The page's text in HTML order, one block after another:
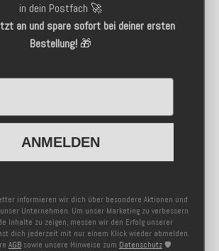
in dein Postfach 🚀
an und spare sofort bei deiner ersten
Bestellung!🎁
ANMELDEN
informieren wir dich über besondere Aktionen und
Unternehmen. Um unser Marketing zu verbessern
Inhalte zu zeigen, messen wir den Erfolg unserer
dich jederzeit mit nur einem Klick wieder abmelden.
AGB sowie unsere Hinweise zum Datenschutz 🛡️